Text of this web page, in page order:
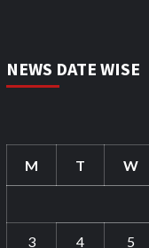
NEWS DATE WISE
M T W
3 4 5